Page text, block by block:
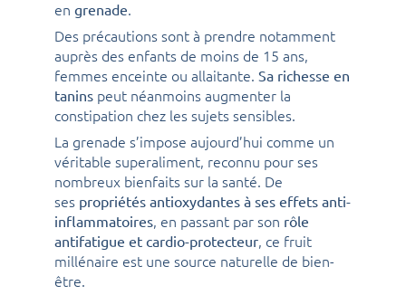
en grenade.
Des précautions sont à prendre notamment
auprès des enfants de moins de 15 ans,
femmes enceinte ou allaitante. Sa richesse en
tanins peut néanmoins augmenter la
constipation chez les sujets sensibles.
La grenade s’impose aujourd’hui comme un
véritable superaliment, reconnu pour ses
nombreux bienfaits sur la santé. De
ses propriétés antioxydantes à ses effets anti-
inflammatoires, en passant par son rôle
antifatigue et cardio-protecteur, ce fruit
millénaire est une source naturelle de bien-
être.